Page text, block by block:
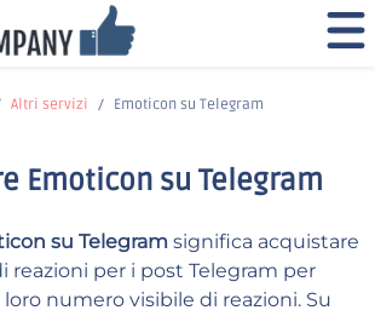
Altri servizi Emoticon su Telegram
Emoticon su Telegram
su Telegramsignifica acquistare
reazioni per i post Telegram per
numero visibile di reazioni. Su